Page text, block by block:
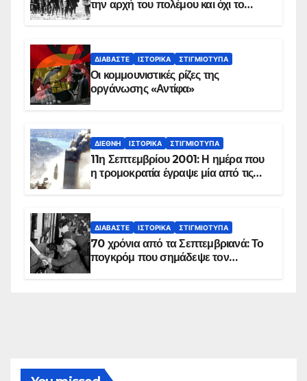
την αρχή του πολέμου και όχι το
ΔΙΑΒΆΣΤΕ ΙΣΤΟΡΙΚΆ ΣΤΙΓΜΙΌΤΥΠΑ
Οι κομμουνιστικές ρίζες της
οργάνωσης «Αντίφα»
ΔΙΕΘΝΉ ΙΣΤΟΡΙΚΆ ΣΤΙΓΜΙΌΤΥΠΑ
11η Σεπτεμβρίου 2001: Η ημέρα που
η τρομοκρατία έγραψε μία από τις
ΔΙΑΒΆΣΤΕ ΙΣΤΟΡΙΚΆ ΣΤΙΓΜΙΌΤΥΠΑ
70 χρόνια από τα Σεπτεμβριανά: Το
πογκρόμ που σημάδεψε τον